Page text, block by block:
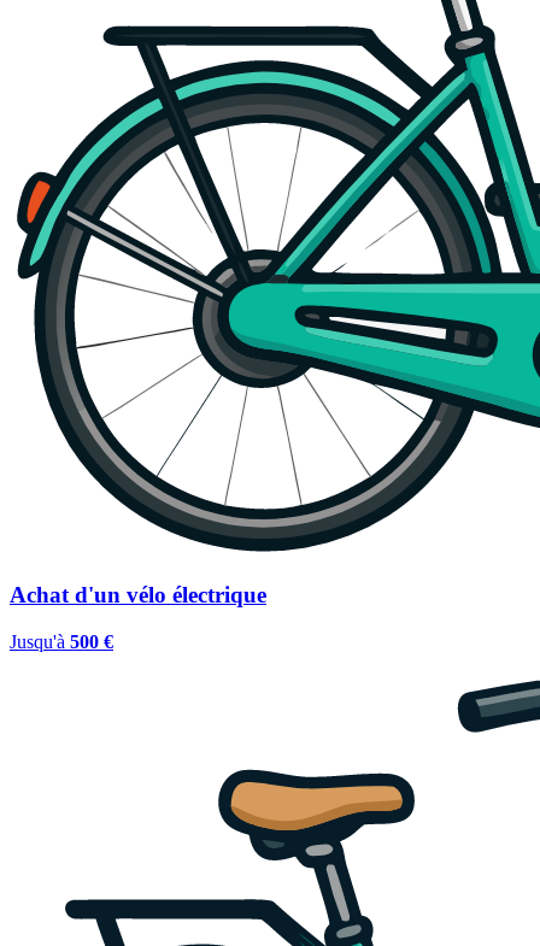
Achat d'un vélo électrique
Jusqu'à 500 €